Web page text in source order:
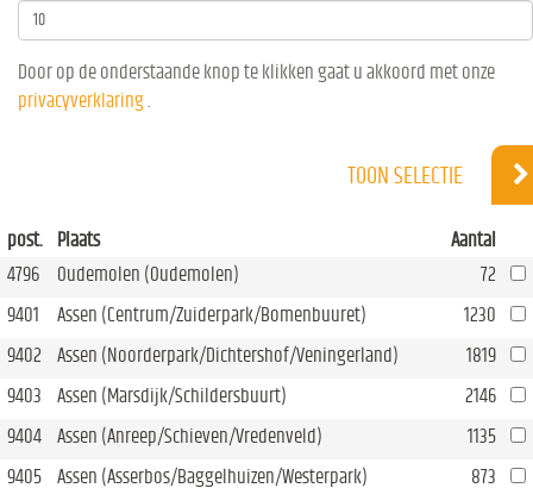
Door op de onderstaande knop te klikken gaat u akkoord met onze
privacyverklaring
TOON SELECTIE
post. Plaats
Aantal
4796
Oudemolen (Oudemolen)
72
9401
Assen (Centrum/Zuiderpark/Bomenbuuret)
1230
9402
Assen (Noorderpark/Dichtershof/Veningerland)
1819
9403
Assen (Marsdijk/Schildersbuurt)
2146
9404
Assen (Anreep/Schieven/Vredenveld)
1135
9405
Assen (Asserbos/Baggelhuizen/Westerpark)
873